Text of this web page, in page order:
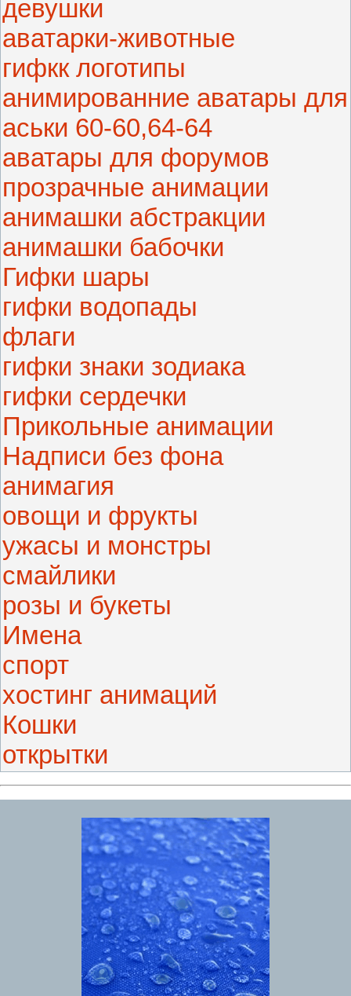
девушки
аватарки-животные
гифкк логотипы
анимированние аватары для
аськи 60-60,64-64
аватары для форумов
прозрачные анимации
анимашки абстракции
анимашки бабочки
Гифки шары
гифки водопады
флаги
гифки знаки зодиака
гифки сердечки
Прикольные анимации
Надписи без фона
анимагия
овощи и фрукты
ужасы и монстры
смайлики
розы и букеты
Имена
спорт
хостинг анимаций
Кошки
открытки